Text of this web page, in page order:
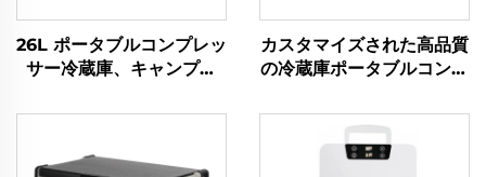
26L ポータブルコンプレッ
サー冷蔵庫、キャンプ、
庫冷凍庫 - 高品質クーラー
カスタマイズされた高品質
の冷蔵庫ポータブルコンプ
車12V車用冷蔵庫冷凍庫
12VキャンプRV冷蔵庫冷
凍庫28L